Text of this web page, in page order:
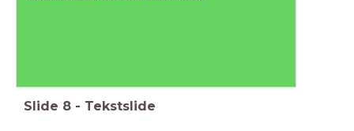
Slide 8 - Tekstslide